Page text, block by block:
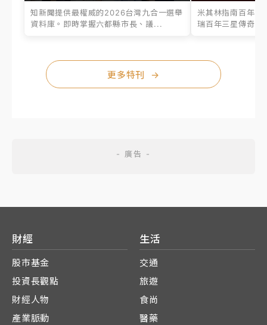
知新聞提供最權威的2026台灣九合一選舉
資料庫。即時掌握六都縣市長、議...
米其林指南百年之
瑞百年三星傳奇、
更多特刊 →
財經
股市基金
投資長觀點
財經人物
產業脈動
生活
交通
旅遊
食尚
醫藥